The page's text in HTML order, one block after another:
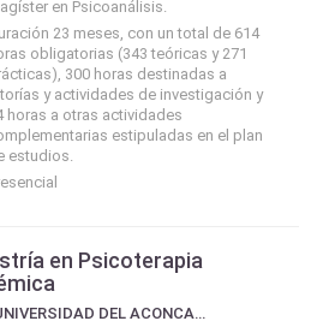
en Psicoanálisis.
23 meses, con un total de 614
obligatorias (343 teóricas y 271
300 horas destinadas a
y actividades de investigación y
horas a otras actividades
estipuladas en el plan
estudios.
en Psicoterapia
UDA UNIVERSIDAD DEL ACONCAGUA